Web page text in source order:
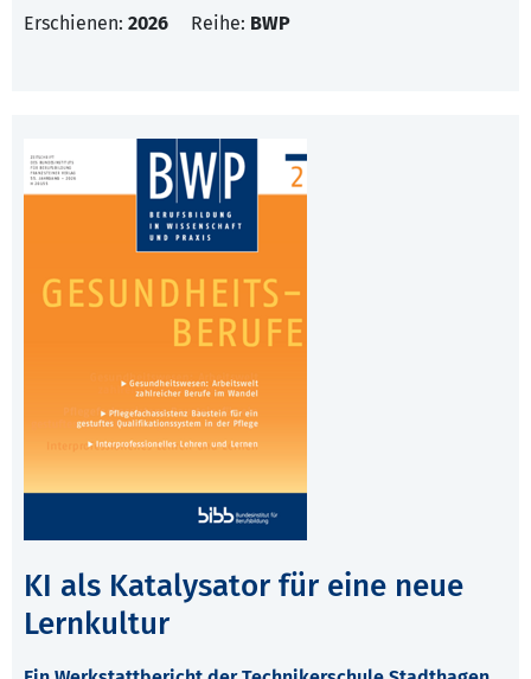
Erschienen: 2026 Reihe: BWP
KI als Katalysator für eine neue
Lernkultur